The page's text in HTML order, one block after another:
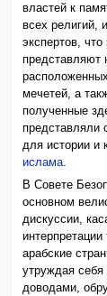
властей к
всех религий,
экспертов, что
представляют
мечетей, а
полученные
представляли
для истории и
ислама.
В Совете
основном
дискуссии,
арабские
утруждая себя
доводами,